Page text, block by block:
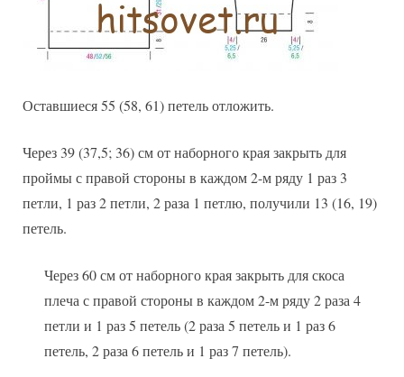
Оставшиеся 55 (58, 61) петель отложить.
Через 39 (37,5; 36) см от наборного края закрыть для
проймы с правой стороны в каждом 2-м ряду 1 раз 3
петли, 1 раз 2 петли, 2 раза 1 петлю, получили 13 (16, 19)
петель.
Через 60 см от наборного края закрыть для скоса
плеча с правой стороны в каждом 2-м ряду 2 раза 4
петли и 1 раз 5 петель (2 раза 5 петель и 1 раз 6
петель, 2 раза 6 петель и 1 раз 7 петель).